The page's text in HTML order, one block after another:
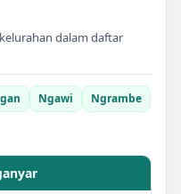
dalam daftar
Ngawi
Ngrambe